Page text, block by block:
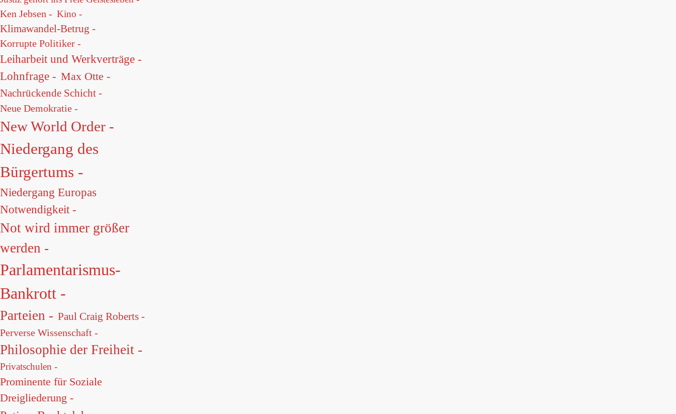
Ken Jebsen - Kino -
Klimawandel-Betrug -
Korrupte Politiker -
Leiharbeit und Werkverträge -
Lohnfrage - Max Otte -
Nachrückende Schicht -
Neue Demokratie -
New World Order -
Niedergang des
Bürgertums -
Niedergang Europas
Notwendigkeit -
Not wird immer größer
werden -
Parlamentarismus-
Bankrott -
Parteien - Paul Craig Roberts -
Perverse Wissenschaft -
Philosophie der Freiheit -
Privatschulen -
Prominente für Soziale
Dreigliederung -